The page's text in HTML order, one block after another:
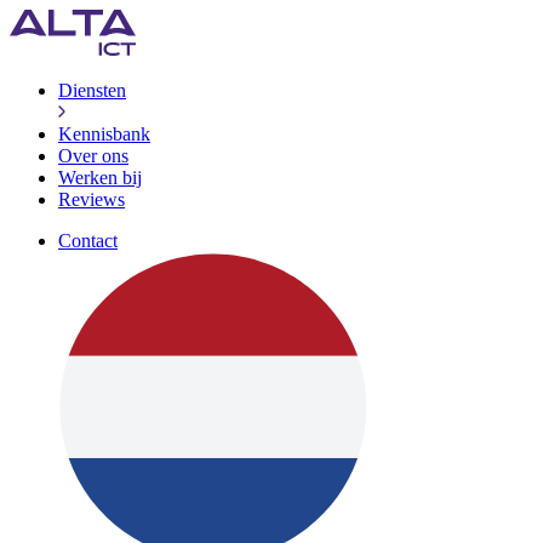
Diensten
Kennisbank
Over ons
Werken bij
Reviews
Contact